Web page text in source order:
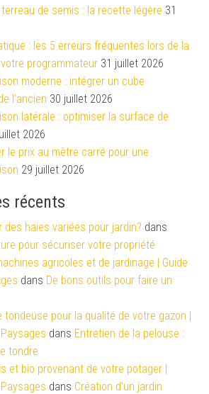
de semis : la recette légère 31
: les 5 erreurs fréquentes lors de la
programmateur 31 juillet 2026
moderne : intégrer un cube
l’ancien 30 juillet 2026
latérale : optimiser la surface de
2026
le prix au mètre carré pour une
29 juillet 2026
récents
des haies variées pour jardin? dans
pour sécuriser votre propriété
agricoles et de jardinage | Guide
dans De bons outils pour faire un
tondeuse pour la qualité de votre gazon |
dans Entretien de la pelouse :
tondre
et bio provenant de votre potager |
dans Création d’un jardin